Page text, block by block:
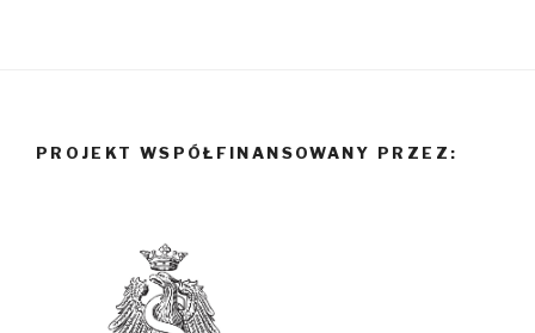
PROJEKT WSPÓŁFINANSOWANY PRZEZ: